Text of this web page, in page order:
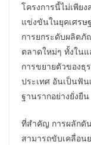
โครงการนี้ไม่เพีย
แข่งขันในยุคเศรษ
การยกระดับผลิตภั
ตลาดใหม่ๆ ทั้งใน
การขยายตัวของธุ
ประเทศ อันเป็นฟั
ฐานรากอย่างยั่งยืน
ที่สำคัญ การผลักดั
สามารถขับเคลื่อน